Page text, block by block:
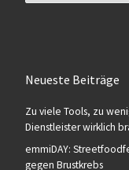
Neueste Beiträge
Zu viele Tools, zu
Dienstleister wirklich
emmiDAY:
gegen Brustkrebs